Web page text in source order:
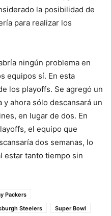
la posibilidad de
para realizar los
ningún problema en
equipos sí. En esta
los playoffs. Se agregó un
ahora sólo descansará un
en lugar de dos. En
el equipo que
dos semanas, lo
estar tanto tiempo sin
Packers
Steelers
Super Bowl